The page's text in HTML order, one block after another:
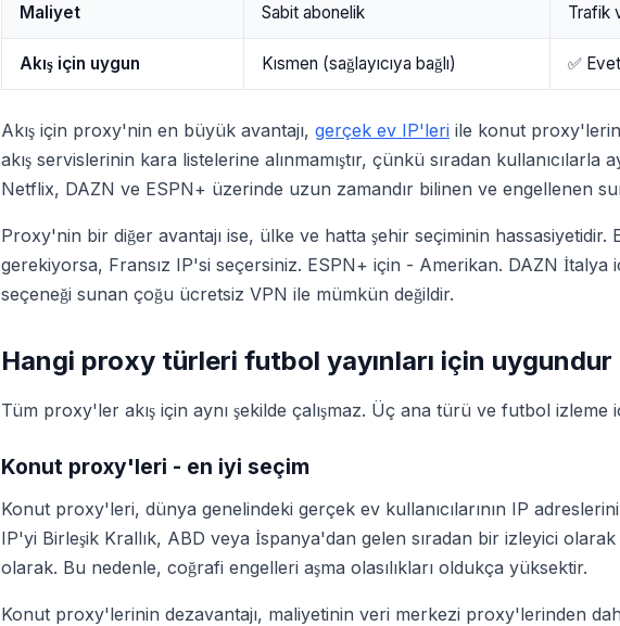
Maliyet Sabit abonelik Trafik
Akış için uygun Kısmen (sağlayıcıya bağlı) ✅
Akış için proxy'nin en büyük avantajı, gerçek ev IP'leri ile konut
akış servislerinin kara listelerine alınmamıştır, çünkü sıradan kullanıcılarla
Netflix, DAZN ve ESPN+ üzerinde uzun zamandır bilinen ve engellenen
Proxy'nin bir diğer avantajı ise, ülke ve hatta şehir seçiminin
gerekiyorsa, Fransız IP'si seçersiniz. ESPN+ için - Amerikan. DAZN İtalya
seçeneği sunan çoğu ücretsiz VPN ile mümkün değildir.
Hangi proxy türleri futbol yayınları için uygundur
Tüm proxy'ler akış için aynı şekilde çalışmaz. Üç ana türü ve futbol izleme
Konut proxy'leri - en iyi seçim
Konut proxy'leri, dünya genelindeki gerçek ev kullanıcılarının IP
IP'yi Birleşik Krallık, ABD veya İspanya'dan gelen sıradan bir izleyici
olarak. Bu nedenle, coğrafi engelleri aşma olasılıkları oldukça yüksektir.
Konut proxy'lerinin dezavantajı, maliyetinin veri merkezi proxy'lerinden